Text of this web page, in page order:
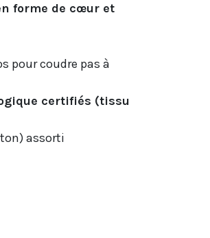
forme de cœur et
pour coudre pas à
certifiés (tissu
assorti